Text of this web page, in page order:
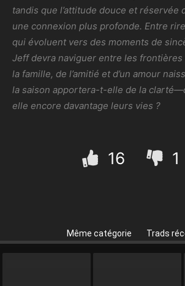
tandis que l’attitude douce et réservée
une connexion plus profonde. Entre
qui évoluent vers des moments de
Jeff devra naviguer entre les frontières
la famille, de l’amitié et d’un amour
la saison apportera-t-elle de la
elle encore davantage leurs vies ?
16 1
Même catégorie Trads